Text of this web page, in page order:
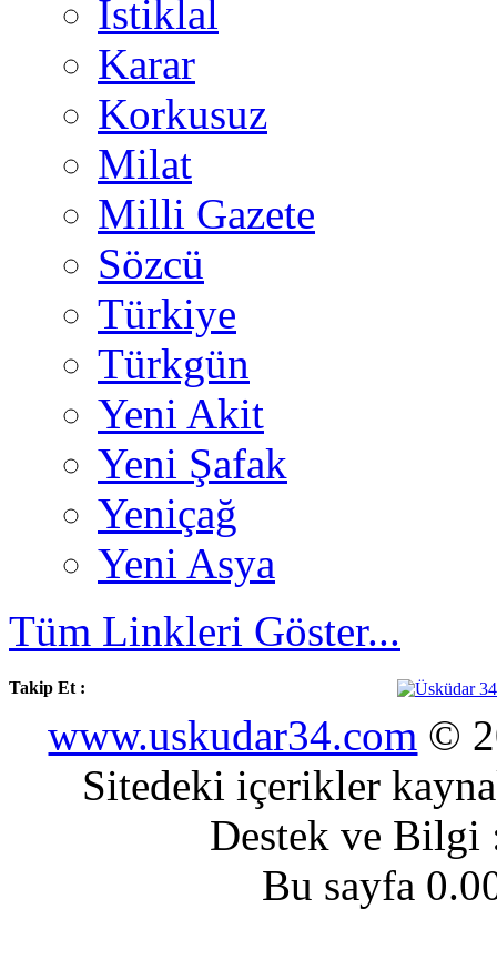
İstiklal
Karar
Korkusuz
Milat
Milli Gazete
Sözcü
Türkiye
Türkgün
Yeni Akit
Yeni Şafak
Yeniçağ
Yeni Asya
Tüm Linkleri Göster...
Takip Et :
www.uskudar34.com ©
Sitedeki içerikler
Destek ve
Bu sayfa